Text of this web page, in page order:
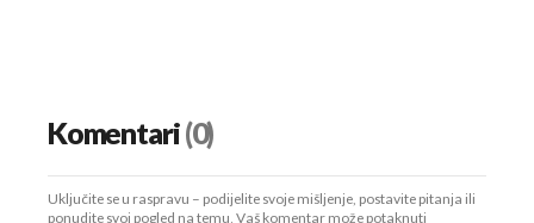
Komentari(0)
Uključite se u raspravu – podijelite svoje mišljenje, postavite pitanja ili
ponudite svoj pogled na temu. Vaš komentar može potaknuti